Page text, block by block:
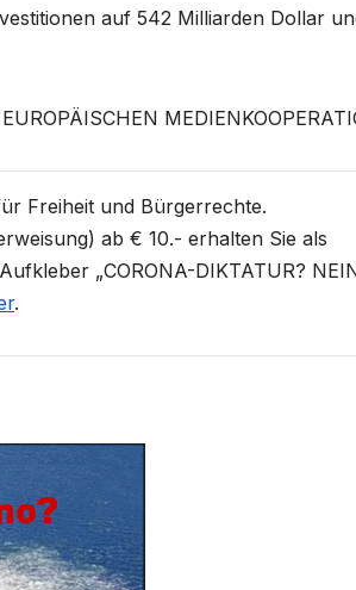
auf 542 Milliarden Dollar
Freiheit und Bürgerrechte.
ab € 10.- erhalten Sie als
„CORONA-DIKTATUR?
.